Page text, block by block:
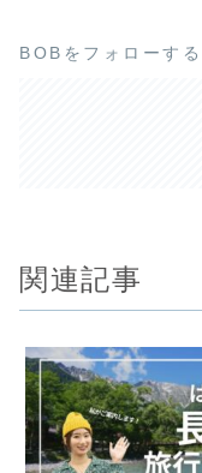
BOBをフォローする
関連記事